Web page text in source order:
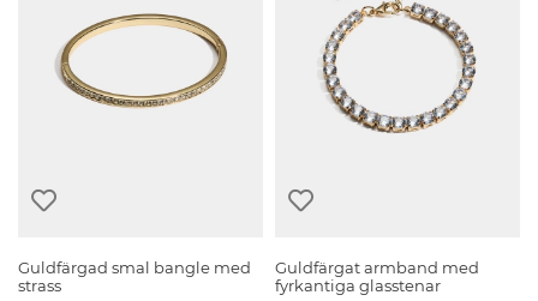
Guldfärgad smal bangle med
strass
Guldfärgat armband med
fyrkantiga glasstenar